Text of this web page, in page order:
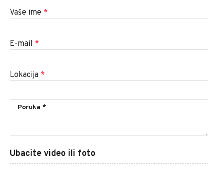
Vaše ime *
E-mail *
Lokacija *
Ubacite video ili foto